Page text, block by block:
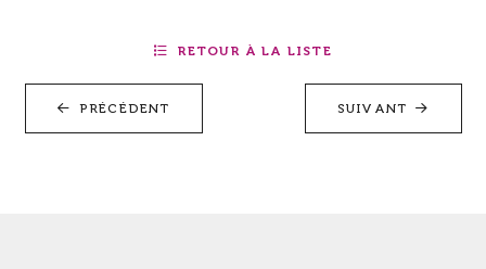
PRÉCÉDENT
RETOUR À LA LISTE
SUIVANT